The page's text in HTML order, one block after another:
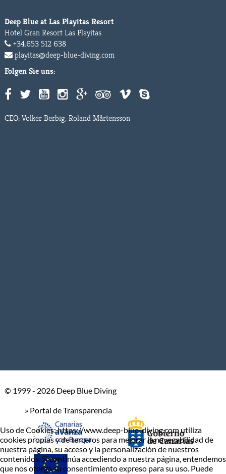
Deep Blue at Las Playitas Resort
Hotel Gran Resort Las Playitas
+34.653 512 638
playitas@deep-blue-diving.com
Folgen Sie uns:
CEO: Volker Berbig, Roland Mårtensson
© 1999 - 2026 Deep Blue Diving
» Portal de Transparencia
Uso de Cookies: https://www.deep-blue-diving.com utiliza
cookies propias y de terceros para mejorar la navegabilidad de
nuestra página, su acceso y la personalización de nuestros
contenidos. Si continúa accediendo a nuestra página, entendemos
que nos otorga su consentimiento expreso para su uso. Puede